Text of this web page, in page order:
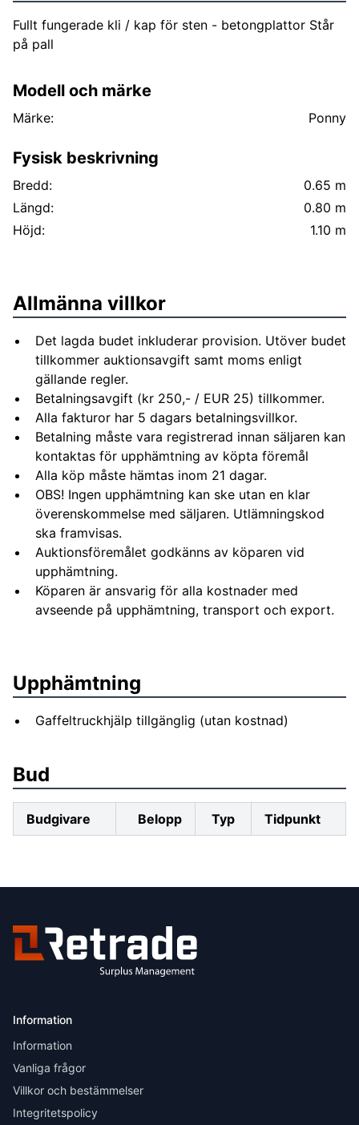
Fullt fungerade kli / kap för sten - betongplattor Står
på pall
Modell och märke
Märke: Ponny
Fysisk beskrivning
Bredd:
0.65 m
Längd:
0.80 m
Höjd:
1.10 m
Allmänna villkor
Det lagda budet inkluderar provision. Utöver budet
tillkommer auktionsavgift samt moms enligt
gällande regler.
Betalningsavgift (kr 250,- / EUR 25) tillkommer.
Alla fakturor har 5 dagars betalningsvillkor.
Betalning måste vara registrerad innan säljaren kan
kontaktas för upphämtning av köpta föremål
Alla köp måste hämtas inom 21 dagar.
OBS! Ingen upphämtning kan ske utan en klar
överenskommelse med säljaren. Utlämningskod
ska framvisas.
Auktionsföremålet godkänns av köparen vid
upphämtning.
Köparen är ansvarig för alla kostnader med
avseende på upphämtning, transport och export.
Upphämtning
Gaffeltruckhjälp tillgänglig (utan kostnad)
Bud
Budgivare Belopp Typ Tidpunkt
Information
Information
Vanliga frågor
Villkor och bestämmelser
Integritetspolicy